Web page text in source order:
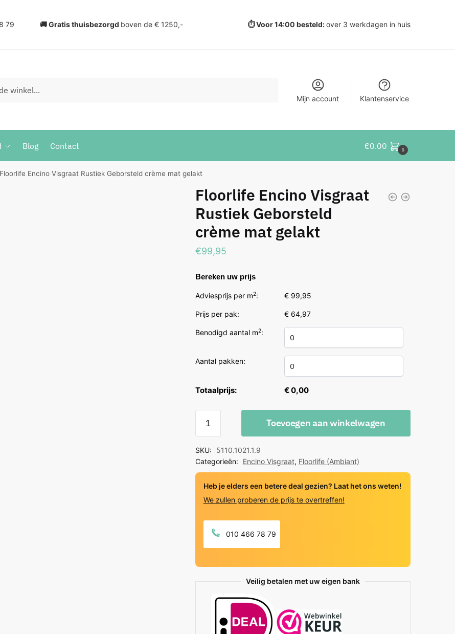
79 🚚 Gratis thuisbezorgd boven de € 1250,- ⏱️ Voor 14:00 besteld:over 3 werkdagen in huis
Mijn account Klantenservice
Blog Contact €0.00 0
Floorlife Encino Visgraat Rustiek Geborsteld crème mat gelakt
Floorlife Encino Visgraat
Rustiek Geborsteld
crème mat gelakt
€99,95
Bereken uw prijs
Adviesprijs per m2: € 99,95
Prijs per pak: € 64,97
Benodigd aantal m2:
Aantal pakken:
Totaalprijs: € 0,00
Encino
Rustiek
Geborsteld
gelakt
quantity
Toevoegen aan winkelwagen
SKU:
5110.1021.1.9
Categorieën:
Encino Visgraat, Floorlife (Ambiant)
Heb je elders een betere deal gezien? Laat het ons weten!
We zullen proberen de prijs te overtreffen!
010 466 78 79
Veilig betalen met uw eigen bank